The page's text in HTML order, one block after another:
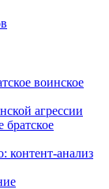
воинское
агрессии
контент-анализ